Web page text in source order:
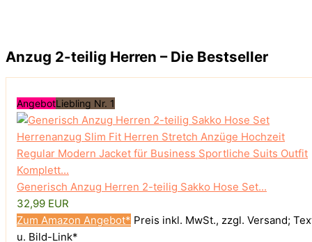
Anzug 2-teilig Herren – Die Bestseller
AngebotLiebling Nr. 1
Generisch Anzug Herren 2-teilig Sakko Hose Set...
32,99 EUR
Zum Amazon Angebot* Preis inkl. MwSt., zzgl. Versand;
u. Bild-Link*